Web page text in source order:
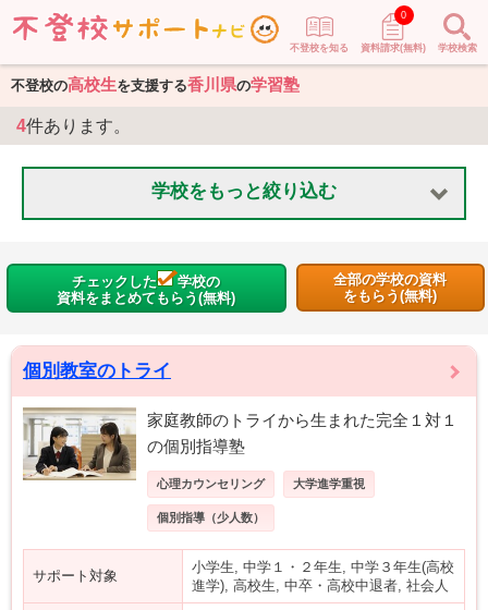
不登校を知る 資料請求(無料)
0
学校検索
不登校の高校生を支援する香川県の学習塾
4件あります。
学校をもっと絞り込む
チェックした
学校の
資料をまとめてもらう(無料)
全部の学校の資料
をもらう(無料)
個別教室のトライ
家庭教師のトライから生まれた完全１対１
の個別指導塾
心理カウンセリング 大学進学重視
個別指導（少人数）
サポート対象
小学生, 中学１・２年生, 中学３年生(高校
進学), 高校生, 中卒・高校中退者, 社会人